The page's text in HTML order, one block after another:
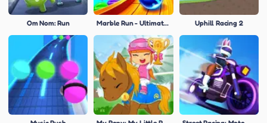
Om Nom: Run Marble Run - Ultimate Race! Uphill Racing 2